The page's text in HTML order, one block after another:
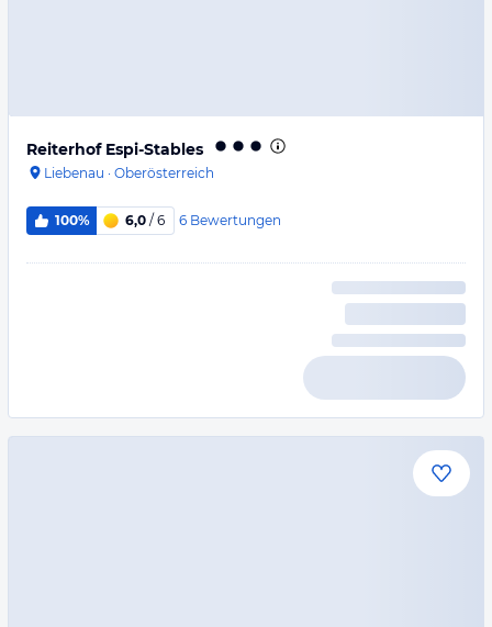
Reiterhof Espi-Stables
Liebenau · Oberösterreich
100% 6,0 / 6 6 Bewertungen